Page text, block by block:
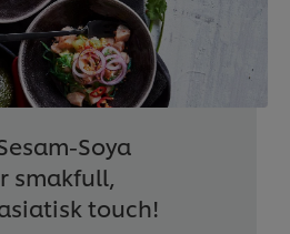
Soya
smakfull,
touch!